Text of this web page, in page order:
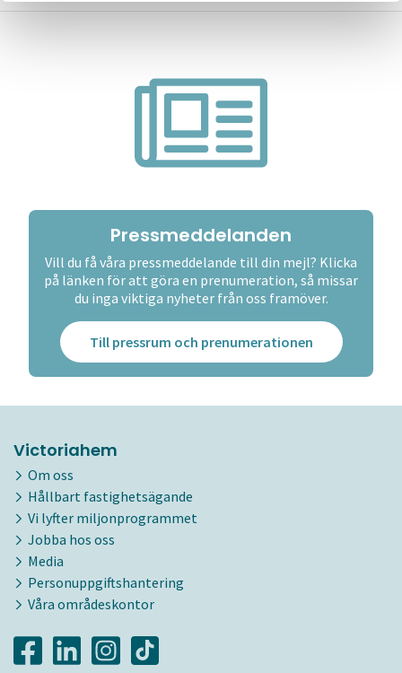
Pressmeddelanden
Vill du få våra pressmeddelande till din mejl? Klicka
på länken för att göra en prenumeration, så missar
du inga viktiga nyheter från oss framöver.
Till pressrum och prenumerationen
Victoriahem
Om oss
Hållbart fastighetsägande
Vi lyfter miljonprogrammet
Jobba hos oss
Media
Personuppgiftshantering
Våra områdeskontor